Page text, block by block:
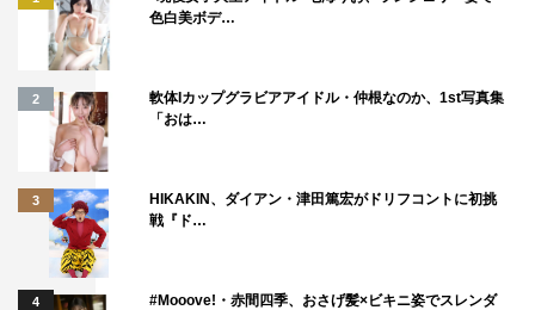
をしたり。おまけにカレーまで作っちゃいます。そんなハ
チャメチャ体験を連続して見ていただき、笑ったりドキド
キしたりホッとしたりズッコケたりしてください。ツムた
ちがいかに大変な思いをしているか、ご理解いただけると
思います（笑）
『ディズニー ツムツム』DVD
8月23日（水）発売
価格：2,800円＋税
色白美ボデ…
2
軟体Iカップグラビアアイドル・仲根なのか、1st写真集
「おは…
3
HIKAKIN、ダイアン・津田篤宏がドリフコントに初挑
戦『ド…
4
#Mooove!・赤間四季、おさげ髪×ビキニ姿でスレンダ